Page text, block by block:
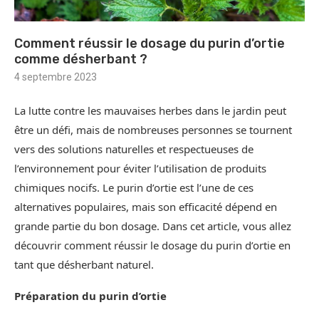
Comment réussir le dosage du purin d’ortie
comme désherbant ?
4 septembre 2023
La lutte contre les mauvaises herbes dans le jardin peut
être un défi, mais de nombreuses personnes se tournent
vers des solutions naturelles et respectueuses de
l’environnement pour éviter l’utilisation de produits
chimiques nocifs. Le purin d’ortie est l’une de ces
alternatives populaires, mais son efficacité dépend en
grande partie du bon dosage. Dans cet article, vous allez
découvrir comment réussir le dosage du purin d’ortie en
tant que désherbant naturel.
Préparation du purin d’ortie